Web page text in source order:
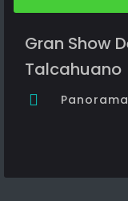
Gran Show
Talcahuano